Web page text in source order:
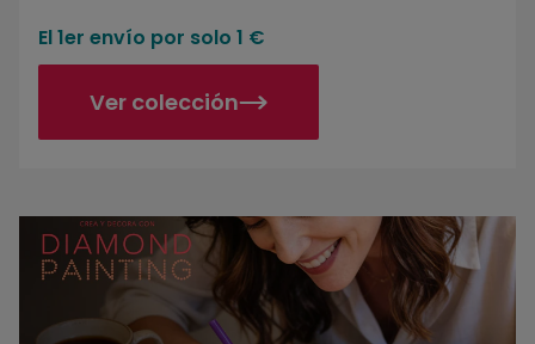
El 1er envío por solo 1 €
Ver colección
Crea y decora con diamantes